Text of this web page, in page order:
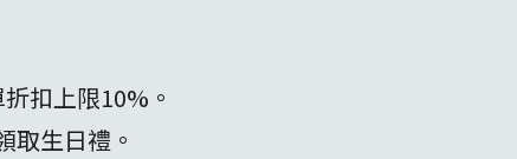
扣上限10%。
取生日禮。